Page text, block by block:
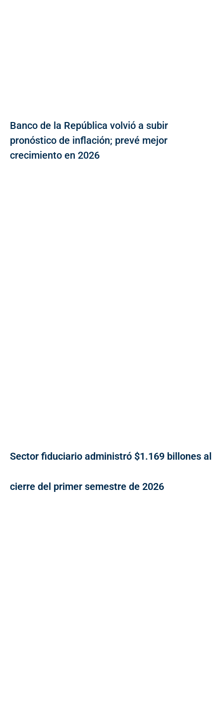
Banco de la República volvió a subir
pronóstico de inflación; prevé mejor
crecimiento en 2026
Sector fiduciario administró $1.169 billones al
cierre del primer semestre de 2026